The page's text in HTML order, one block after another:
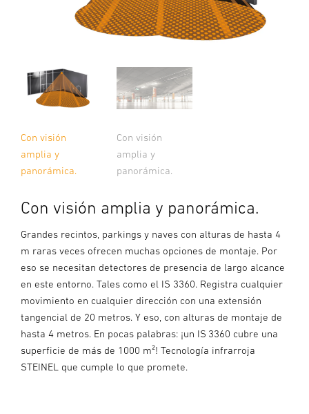
Con visión
amplia y
panorámica.
Con visión
amplia y
panorámica.
Con visión amplia y panorámica.
Grandes recintos, parkings y naves con alturas de hasta 4
m raras veces ofrecen muchas opciones de montaje. Por
eso se necesitan detectores de presencia de largo alcance
en este entorno. Tales como el IS 3360. Registra cualquier
movimiento en cualquier dirección con una extensión
tangencial de 20 metros. Y eso, con alturas de montaje de
hasta 4 metros. En pocas palabras: ¡un IS 3360 cubre una
superficie de más de 1000 m²! Tecnología infrarroja
STEINEL que cumple lo que promete.